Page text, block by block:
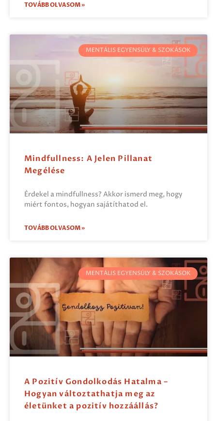
TOVÁBB OLVASOM »
MENTÁLIS EGYENSÚLY & SZOKÁSOK
Mindfullness: A Jelen Pillanat
Megélése
Érdekel a mindfullness? Akkor ismerd meg, hogy
miért fontos, hogyan sajátíthatod el.
TOVÁBB OLVASOM »
MENTÁLIS EGYENSÚLY & SZOKÁSOK
A Pozitív Gondolkodás Hatalma –
Hogyan változtathatja meg az
életünket a pozitív hozzáállás?